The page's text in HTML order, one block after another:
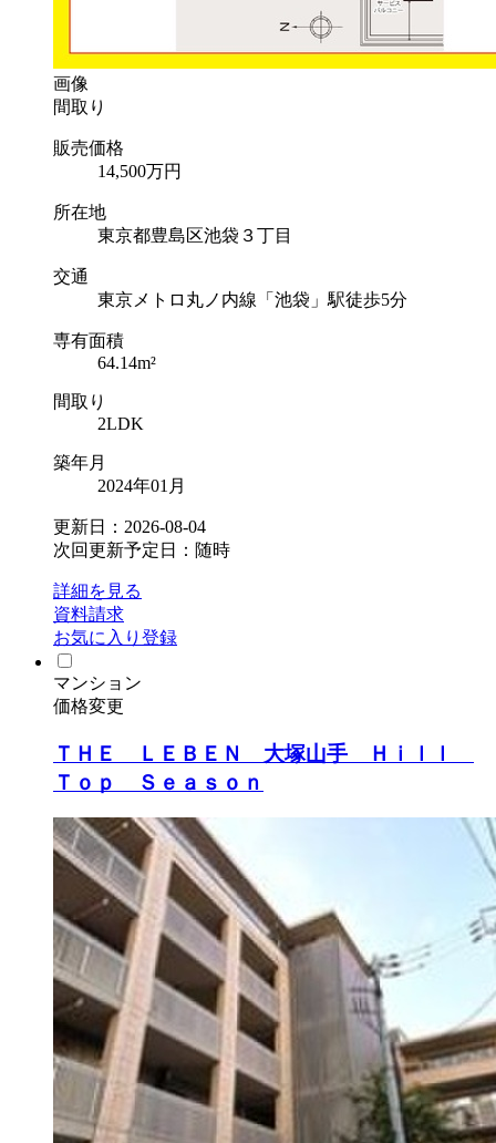
画像
間取り
販売価格
14,500万円
所在地
東京都豊島区池袋３丁目
交通
東京メトロ丸ノ内線「池袋」駅徒歩5分
専有面積
64.14m²
間取り
2LDK
築年月
2024年01月
更新日：2026-08-04
次回更新予定日：随時
詳細を見る
資料請求
お気に入り登録
マンション
価格変更
ＴＨＥ ＬＥＢＥＮ 大塚山手 Ｈｉｌｌ
Ｔｏｐ Ｓｅａｓｏｎ